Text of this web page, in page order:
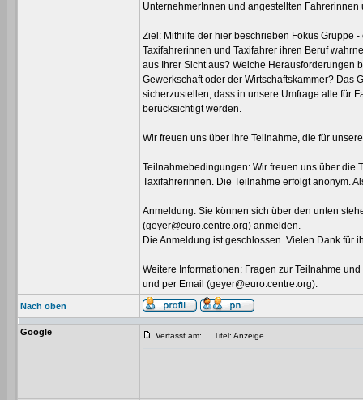
UnternehmerInnen und angestellten Fahrerinnen
Ziel: Mithilfe der hier beschrieben Fokus Gruppe
Taxifahrerinnen und Taxifahrer ihren Beruf
aus Ihrer Sicht aus? Welche Herausforderungen
Gewerkschaft oder der Wirtschaftskammer? Das
sicherzustellen, dass in unsere Umfrage alle für
berücksichtigt werden.
Wir freuen uns über ihre Teilnahme, die für
Teilnahmebedingungen: Wir freuen uns über die
Taxifahrerinnen. Die Teilnahme erfolgt anonym.
Anmeldung: Sie können sich über den unten
(geyer@euro.centre.org) anmelden.
Die Anmeldung ist geschlossen. Vielen Dank für
Weitere Informationen: Fragen zur Teilnahme
und per Email (geyer@euro.centre.org).
Nach oben
Google Verfasst am: Titel: Anzeige